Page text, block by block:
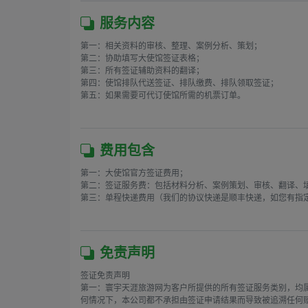
服务内容
第一：相关资料的审核、整理、案例分析、策划；
第二：协助填写大使馆签证表格；
第三：所有签证辅助资料的翻译；
第四：使馆排队代送签证、排队缴费、排队领取签证；
第五：如果需要可代订使馆所需的机票订单。
费用包含
第一：大使馆官方签证费用；
第二：签证服务费：包括材料分析、案例策划、审核、翻译、
第三：单程快递费用（我们的协议快递是顺丰快递，如您有
免责声明
签证免责声明
第一：寰宇天涯旅游网为客户所提供的所有签证服务类别，
何情况下，本公司都不承担由签证申请结果而导致被追溯任何